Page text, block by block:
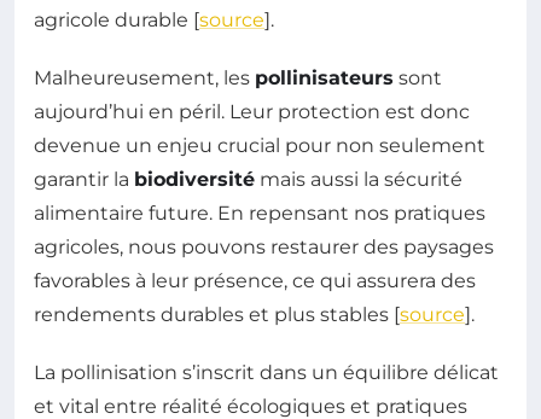
agricole durable [source].
Malheureusement, les pollinisateurs sont
aujourd’hui en péril. Leur protection est donc
devenue un enjeu crucial pour non seulement
garantir la biodiversité mais aussi la sécurité
alimentaire future. En repensant nos pratiques
agricoles, nous pouvons restaurer des paysages
favorables à leur présence, ce qui assurera des
rendements durables et plus stables [source].
La pollinisation s’inscrit dans un équilibre délicat
et vital entre réalité écologiques et pratiques